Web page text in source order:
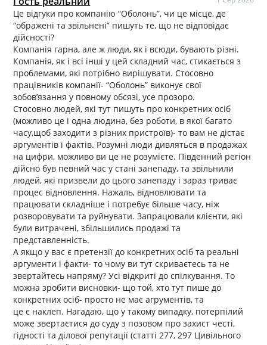
Це відгуки про компанію “Оболонь”, чи це місце, де
“ображені та звільнені” пишуть те, що не відповідає
дійсності?
Компанія гарна, але ж люди, як і всюди, бувають різні.
Компанія, як і всі інші у цей складний час, стикається з
проблемами, які потрібно вирішувати. Стосовно
працівників компанії- “Оболонь” виконує свої
зобов’язання у повному обсязі, усе прозоро.
Стосовно людей, які тут пишуть про конкретних осіб
(можливо це і одна людина, без роботи, в якої багато
часу,щоб заходити з різних пристроїв)- то вам не дістає
аргументів і фактів. Розумні люди дивляться в продажах
на цифри, можливо ви це не розумієте. Південний регіон
дійсно був певний час у стані занепаду, та звільнили
людей, які призвели до цього занепаду і зараз триває
процес відновлення. Нажаль, відновлювати та
працювати складніше і потребує більше часу, ніж
розворовувати та руйнувати. Запрацювали клієнти, які
були витрачені, збільшились продажі та
представленність.
А якщо у вас є претензії до конкретних осіб та реальні
аргументи і факти- то чому ви тут скриваєтесь та не
звертайтесь напряму? Усі відкриті до спілкування. То
можна зробити висновки- що той, хто тут пише до
конкретних осіб- просто не має агрументів, та
це є наклеп. Нагадаю, що у такому випадку, потерпілий
може звертаєтися до суду з позовом про захист честі,
гідності та ділової репутації (статті 277, 297 Цивільного